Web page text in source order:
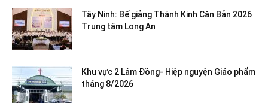
Tây Ninh: Bế giảng Thánh Kinh Căn Bản 2026
Trung tâm Long An
Khu vực 2 Lâm Đồng- Hiệp nguyện Giáo phẩm
tháng 8/2026